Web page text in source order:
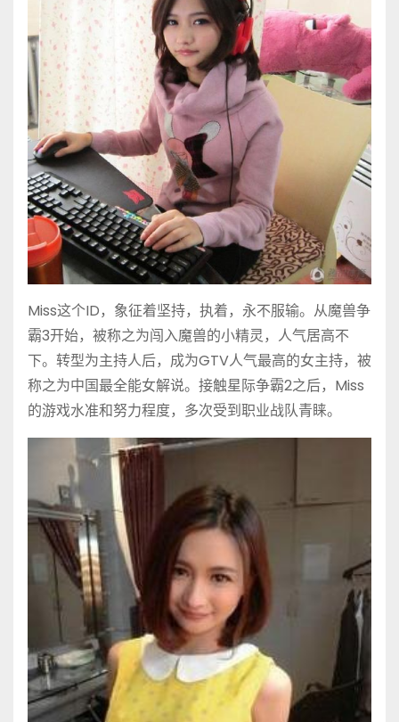
Miss这个ID，象征着坚持，执着，永不服输。从魔兽争
霸3开始，被称之为闯入魔兽的小精灵，人气居高不
下。转型为主持人后，成为GTV人气最高的女主持，被
称之为中国最全能女解说。接触星际争霸2之后，Miss
的游戏水准和努力程度，多次受到职业战队青睐。